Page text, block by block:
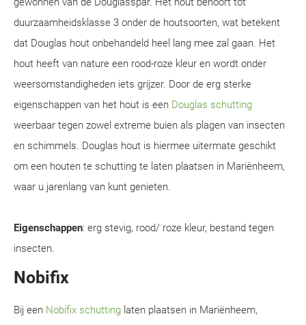
duurzaamheidsklasse 3 onder de houtsoorten, wat betekent
dat Douglas hout onbehandeld heel lang mee zal gaan. Het
hout heeft van nature een rood-roze kleur en wordt onder
weersomstandigheden iets grijzer. Door de erg sterke
eigenschappen van het hout is een Douglas schutting
weerbaar tegen zowel extreme buien als plagen van insecten
en schimmels. Douglas hout is hiermee uitermate geschikt
om een houten te schutting te laten plaatsen in Mariënheem,
waar u jarenlang van kunt genieten.
Eigenschappen: erg stevig, rood/ roze kleur, bestand tegen
insecten.
Nobifix
Bij een Nobifix schutting laten plaatsen in Mariënheem,